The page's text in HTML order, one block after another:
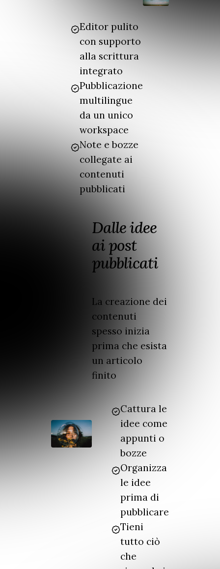
Editor pulito
con supporto
alla scrittura
integrato
Pubblicazione
multilingue
da un unico
workspace
Note e bozze
collegate ai
contenuti
pubblicati
Dalle idee
ai post
pubblicati
La creazione dei
contenuti
spesso inizia
prima che esista
un articolo
finito
Cattura le
idee come
appunti o
bozze
Organizza
le idee
prima di
pubblicare
Tieni
tutto ciò
che